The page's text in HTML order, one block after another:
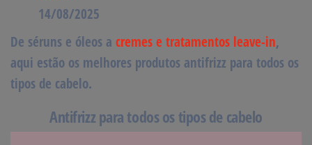
14/08/2025
De séruns e óleos a cremes e tratamentos leave-in,
aqui estão os melhores produtos antifrizz para todos os
tipos de cabelo.
Antifrizz para todos os tipos de cabelo